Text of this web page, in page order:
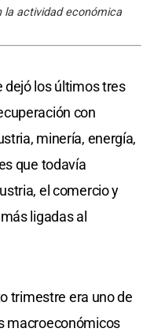
la actividad económica
dejó los últimos tres
con
minería, energía,
que todavía
el comercio y
ligadas al
trimestre era uno de
macroeconómicos